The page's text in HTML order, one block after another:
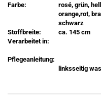
Farbe:
rosé, grün,
orange,rot,
schwarz
Stoffbreite:
ca. 145 cm
Verarbeitet in:
Pflegeanleitung:
linksseitig